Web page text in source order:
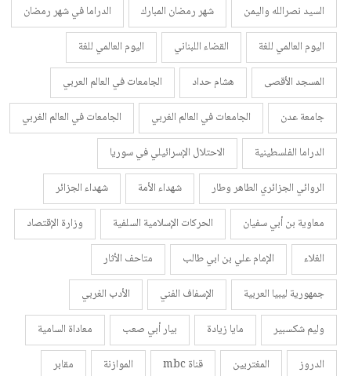
السيد نصرالله واليمن شهر رمضان المبارك
الدراما في شهر رمضان
اليوم العالمي للغة
القضاء اللبناني
اليوم العالمي للغة
المسجد الأقصى
هشام حداد
الجامعات في العالم العربي
جامعة عدن
الجامعات في العالم الغربي
الجامعات في العالم الغربي
الدراما الفلسطينية
الاحتلال الإسرائيلي في سوريا
الروائي الجزائري الطاهر وطار
شهداء الأمة
شهداء الجزائر
معاوية بن أبي سفيان
الحركات الإسلامية السلفية
وزارة الإقتصاد
الغلاء
الإمام علي بن ابي طالب
متاحف الأثار
جمهورية ليبيا العربية
الإسفاف الفني
الأدب الغربي
وليم شكسبير
مايا زيادة بيار أبي صعب
معاداة السامية
الدروز
المغتربين قناة mbc الموازنة
مقابر